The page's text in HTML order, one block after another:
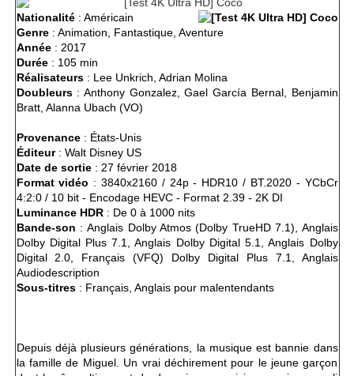
Nationalité: Américain
Genre: Animation, Fantastique, Aventure
Année: 2017
Durée: 105 min
Réalisateurs: Lee Unkrich, Adrian Molina
Doubleurs: Anthony Gonzalez, Gael García Bernal, Benjamin
Bratt, Alanna Ubach (VO)
Provenance: États-Unis
Éditeur: Walt Disney US
Date de sortie: 27 février 2018
Format vidéo : 3840x2160 / 24p - HDR10 / BT.2020 - YCbCr
4:2:0 / 10 bit - Encodage HEVC - Format 2.39 - 2K DI
Luminance HDR: De 0 à 1000 nits
Bande-son : Anglais Dolby Atmos (Dolby TrueHD 7.1), Anglais
Dolby Digital Plus 7.1, Anglais Dolby Digital 5.1, Anglais Dolby
Digital 2.0, Français (VFQ) Dolby Digital Plus 7.1, Anglais
Audiodescription
Sous-titres: Français, Anglais pour malentendants
Depuis déjà plusieurs générations, la musique est bannie dans
la famille de Miguel. Un vrai déchirement pour le jeune garçon